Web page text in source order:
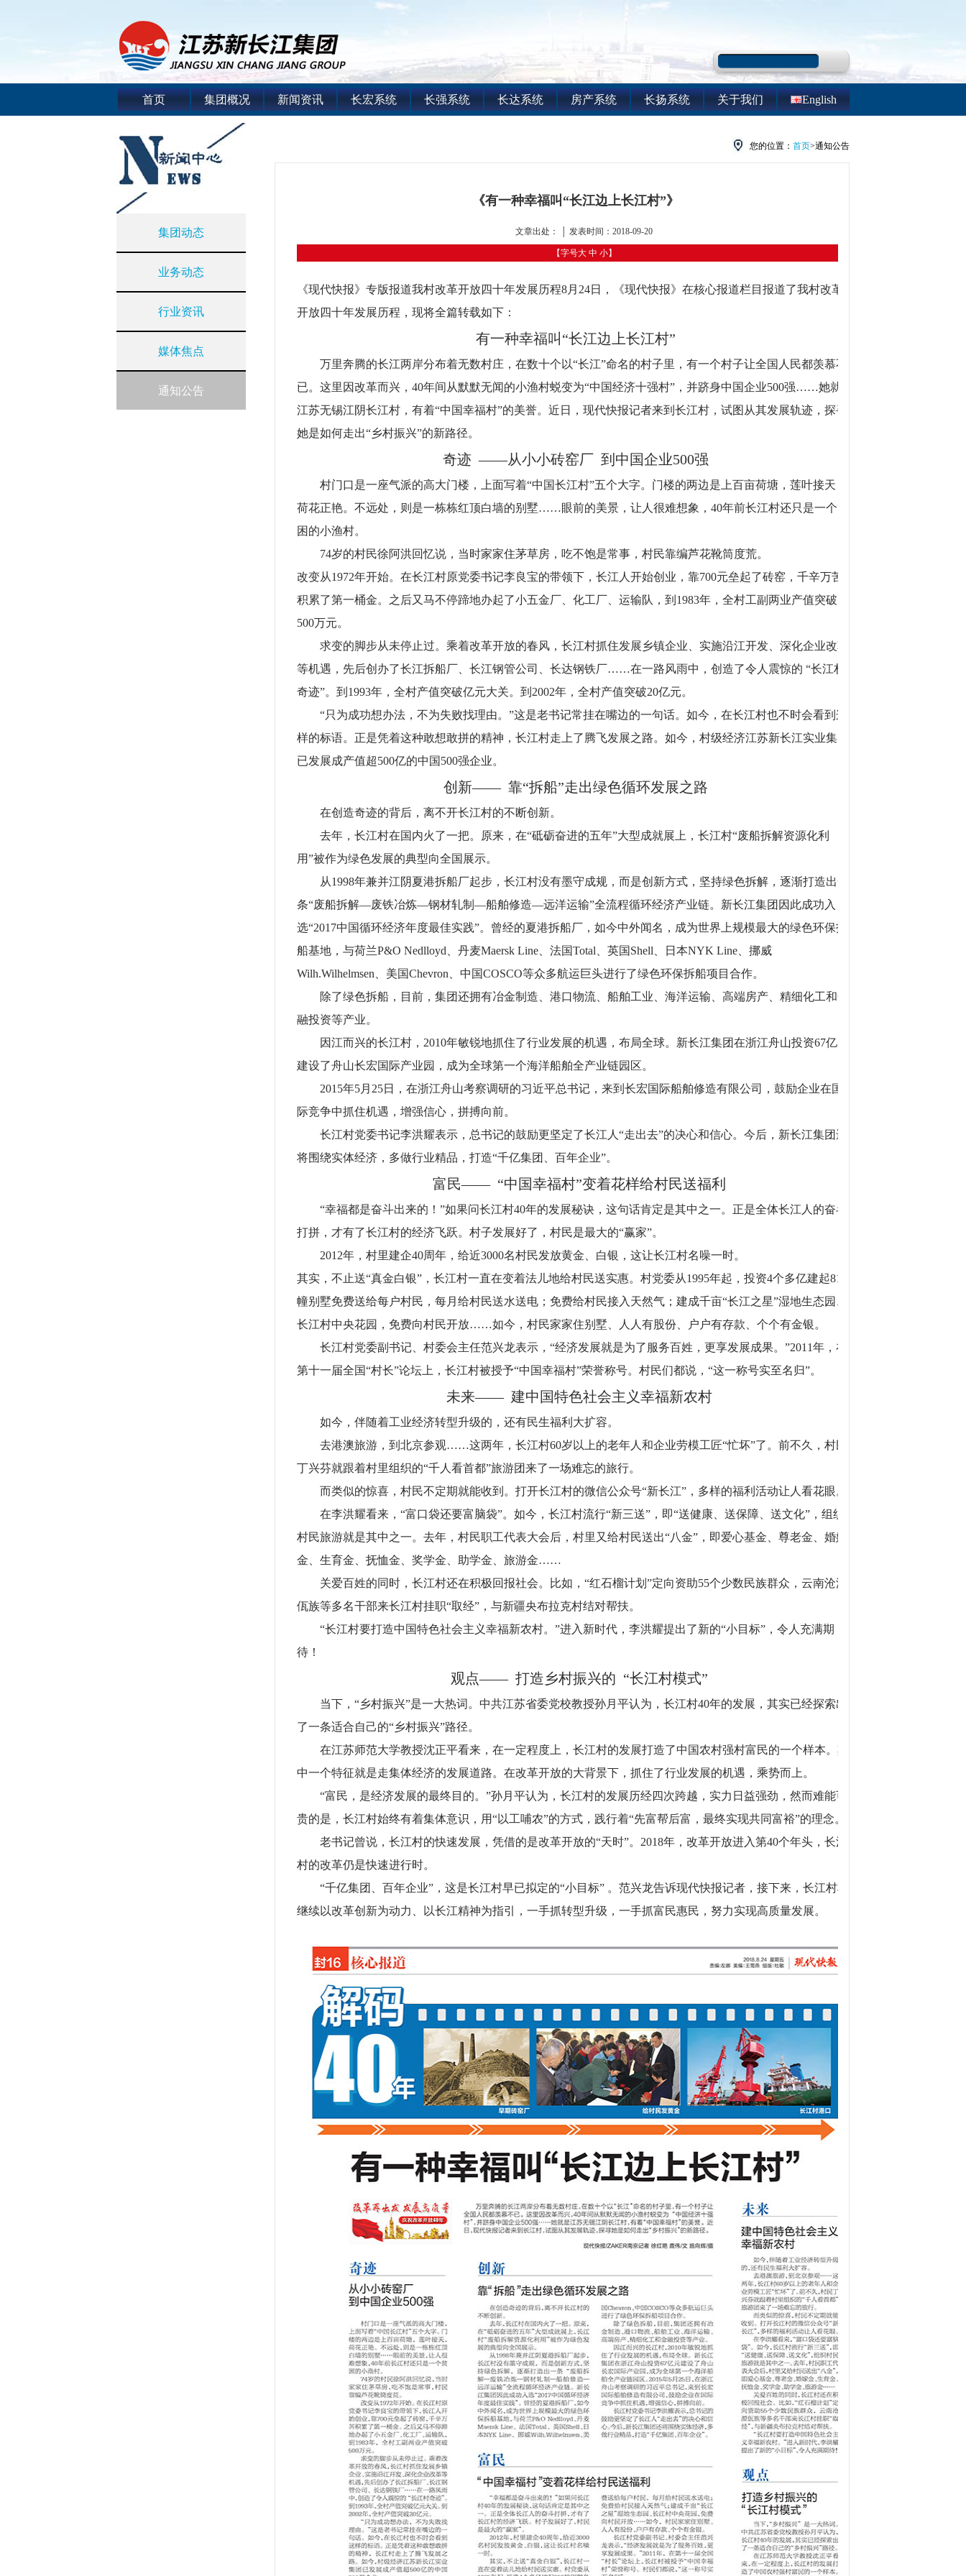
首页 集团概况 新闻资讯 长宏系统 长强系统 长达系统 房产系统 长扬系统 关于我们 English
集团动态
业务动态
行业资讯
媒体焦点
通知公告
您的位置： 首页>通知公告
《有一种幸福叫“长江边上长江村”》
文章出处： │ 发表时间：2018-09-20
【字号大 中 小】
《现代快报》专版报道我村改革开放四十年发展历程8月24日，《现代快报》在核心报道栏目报道了我村改革
开放四十年发展历程，现将全篇转载如下：
有一种幸福叫“长江边上长江村”
万里奔腾的长江两岸分布着无数村庄，在数十个以“长江”命名的村子里，有一个村子让全国人民都羡慕不
已。这里因改革而兴，40年间从默默无闻的小渔村蜕变为“中国经济十强村”，并跻身中国企业500强……她就是
江苏无锡江阴长江村，有着“中国幸福村”的美誉。近日，现代快报记者来到长江村，试图从其发展轨迹，探寻
她是如何走出“乡村振兴”的新路径。
奇迹 ——从小小砖窑厂 到中国企业500强
村门口是一座气派的高大门楼，上面写着“中国长江村”五个大字。门楼的两边是上百亩荷塘，莲叶接天，
荷花正艳。不远处，则是一栋栋红顶白墙的别墅……眼前的美景，让人很难想象，40年前长江村还只是一个贫
困的小渔村。
74岁的村民徐阿洪回忆说，当时家家住茅草房，吃不饱是常事，村民靠编芦花靴筒度荒。
改变从1972年开始。在长江村原党委书记李良宝的带领下，长江人开始创业，靠700元垒起了砖窑，千辛万苦
积累了第一桶金。之后又马不停蹄地办起了小五金厂、化工厂、运输队，到1983年，全村工副两业产值突破
500万元。
求变的脚步从未停止过。乘着改革开放的春风，长江村抓住发展乡镇企业、实施沿江开发、深化企业改革
等机遇，先后创办了长江拆船厂、长江钢管公司、长达钢铁厂……在一路风雨中，创造了令人震惊的 “长江村
奇迹”。到1993年，全村产值突破亿元大关。到2002年，全村产值突破20亿元。
“只为成功想办法，不为失败找理由。”这是老书记常挂在嘴边的一句话。如今，在长江村也不时会看到这
样的标语。正是凭着这种敢想敢拼的精神，长江村走上了腾飞发展之路。如今，村级经济江苏新长江实业集团
已发展成产值超500亿的中国500强企业。
创新—— 靠“拆船”走出绿色循环发展之路
在创造奇迹的背后，离不开长江村的不断创新。
去年，长江村在国内火了一把。原来，在“砥砺奋进的五年”大型成就展上，长江村“废船拆解资源化利
用”被作为绿色发展的典型向全国展示。
从1998年兼并江阴夏港拆船厂起步，长江村没有墨守成规，而是创新方式，坚持绿色拆解，逐渐打造出一
条“废船拆解—废铁冶炼—钢材轧制—船舶修造—远洋运输”全流程循环经济产业链。新长江集团因此成功入
选“2017中国循环经济年度最佳实践”。曾经的夏港拆船厂，如今中外闻名，成为世界上规模最大的绿色环保拆
船基地，与荷兰P&O Nedlloyd、丹麦Maersk Line、法国Total、英国Shell、日本NYK Line、挪威
Wilh.Wilhelmsen、美国Chevron、中国COSCO等众多航运巨头进行了绿色环保拆船项目合作。
除了绿色拆船，目前，集团还拥有冶金制造、港口物流、船舶工业、海洋运输、高端房产、精细化工和金
融投资等产业。
因江而兴的长江村，2010年敏锐地抓住了行业发展的机遇，布局全球。新长江集团在浙江舟山投资67亿元
建设了舟山长宏国际产业园，成为全球第一个海洋船舶全产业链园区。
2015年5月25日，在浙江舟山考察调研的习近平总书记，来到长宏国际船舶修造有限公司，鼓励企业在国
际竞争中抓住机遇，增强信心，拼搏向前。
长江村党委书记李洪耀表示，总书记的鼓励更坚定了长江人“走出去”的决心和信心。今后，新长江集团还
将围绕实体经济，多做行业精品，打造“千亿集团、百年企业”。
富民—— “中国幸福村”变着花样给村民送福利
“幸福都是奋斗出来的！”如果问长江村40年的发展秘诀，这句话肯定是其中之一。正是全体长江人的奋斗
打拼，才有了长江村的经济飞跃。村子发展好了，村民是最大的“赢家”。
2012年，村里建企40周年，给近3000名村民发放黄金、白银，这让长江村名噪一时。
其实，不止送“真金白银”，长江村一直在变着法儿地给村民送实惠。村党委从1995年起，投资4个多亿建起818
幢别墅免费送给每户村民，每月给村民送水送电；免费给村民接入天然气；建成千亩“长江之星”湿地生态园、
长江村中央花园，免费向村民开放……如今，村民家家住别墅、人人有股份、户户有存款、个个有金银。
长江村党委副书记、村委会主任范兴龙表示，“经济发展就是为了服务百姓，更享发展成果。”2011年，在
第十一届全国“村长”论坛上，长江村被授予“中国幸福村”荣誉称号。村民们都说，“这一称号实至名归”。
未来—— 建中国特色社会主义幸福新农村
如今，伴随着工业经济转型升级的，还有民生福利大扩容。
去港澳旅游，到北京参观……这两年，长江村60岁以上的老年人和企业劳模工匠“忙坏”了。前不久，村民
丁兴芬就跟着村里组织的“千人看首都”旅游团来了一场难忘的旅行。
而类似的惊喜，村民不定期就能收到。打开长江村的微信公众号“新长江”，多样的福利活动让人看花眼。
在李洪耀看来，“富口袋还要富脑袋”。如今，长江村流行“新三送”，即“送健康、送保障、送文化”，组织
村民旅游就是其中之一。去年，村民职工代表大会后，村里又给村民送出“八金”，即爱心基金、尊老金、婚嫁
金、生育金、抚恤金、奖学金、助学金、旅游金……
关爱百姓的同时，长江村还在积极回报社会。比如，“红石榴计划”定向资助55个少数民族群众，云南沧源
佤族等多名干部来长江村挂职“取经”，与新疆央布拉克村结对帮扶。
“长江村要打造中国特色社会主义幸福新农村。”进入新时代，李洪耀提出了新的“小目标”，令人充满期
待！
观点—— 打造乡村振兴的 “长江村模式”
当下，“乡村振兴”是一大热词。中共江苏省委党校教授孙月平认为，长江村40年的发展，其实已经探索出
了一条适合自己的“乡村振兴”路径。
在江苏师范大学教授沈正平看来，在一定程度上，长江村的发展打造了中国农村强村富民的一个样本。其
中一个特征就是走集体经济的发展道路。在改革开放的大背景下，抓住了行业发展的机遇，乘势而上。
“富民，是经济发展的最终目的。”孙月平认为，长江村的发展历经四次跨越，实力日益强劲，然而难能可
贵的是，长江村始终有着集体意识，用“以工哺农”的方式，践行着“先富帮后富，最终实现共同富裕”的理念。
老书记曾说，长江村的快速发展，凭借的是改革开放的“天时”。2018年，改革开放进入第40个年头，长江
村的改革仍是快速进行时。
“千亿集团、百年企业”，这是长江村早已拟定的“小目标” 。范兴龙告诉现代快报记者，接下来，长江村将
继续以改革创新为动力、以长江精神为指引，一手抓转型升级，一手抓富民惠民，努力实现高质量发展。